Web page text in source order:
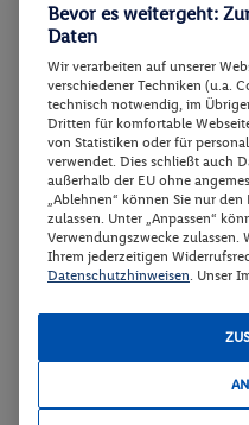
Doppelzimmer
Buchen
Doppelzimmer
02.09. - 07.09.2026
Ab/ bis Köln/Bonn
Doppelzimmer Superior
Frühstück
DERTOUR Deutschland
Bevor es weitergeht:
Daten
Wir verarbeiten auf unserer
verschiedener Techniken (u.a.
technisch notwendig, im
Dritten für komfortable
von Statistiken oder für
verwendet. Dies schließt auch
außerhalb der EU ohne
„Ablehnen“ können Sie nur
zulassen. Unter „Anpassen“
Verwendungszwecke
Ihrem jederzeitigen
Datenschutzhinweisen . Unser